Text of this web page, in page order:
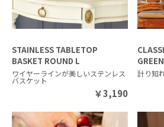
STAINLESS TABLETOP
BASKET ROUND L
ワイヤーラインが美しいステンレス
バスケット
￥3,190
GREEN
計り知